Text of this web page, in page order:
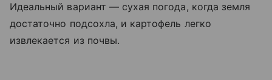
Идеальный вариант — сухая погода, когда земля
достаточно подсохла, и картофель легко
извлекается из почвы.